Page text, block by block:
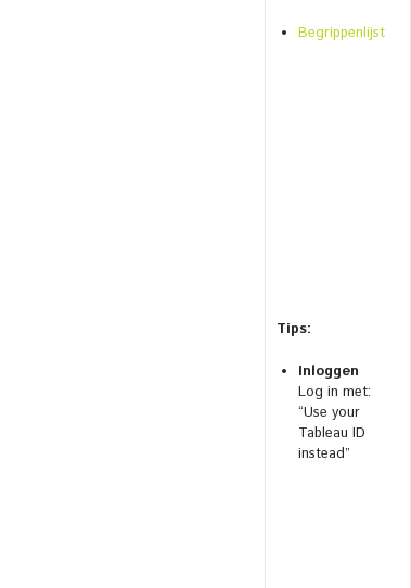
Begrippenlijst
Tips:
Inloggen
Log in met:
“Use your
Tableau ID
instead”